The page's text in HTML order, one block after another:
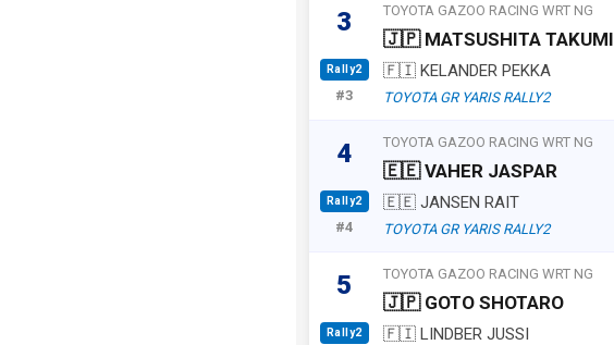
3
Rally2
#3
TOYOTA GAZOO RACING WRT NG
🇯🇵 MATSUSHITA TAKUMI
🇫🇮 KELANDER PEKKA
TOYOTA GR YARIS RALLY2
4
Rally2
#4
TOYOTA GAZOO RACING WRT NG
🇪🇪 VAHER JASPAR
🇪🇪 JANSEN RAIT
TOYOTA GR YARIS RALLY2
5
Rally2
TOYOTA GAZOO RACING WRT NG
🇯🇵 GOTO SHOTARO
🇫🇮 LINDBER JUSSI